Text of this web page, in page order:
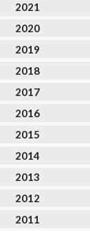
2021
2020
2019
2018
2017
2016
2015
2014
2013
2012
2011